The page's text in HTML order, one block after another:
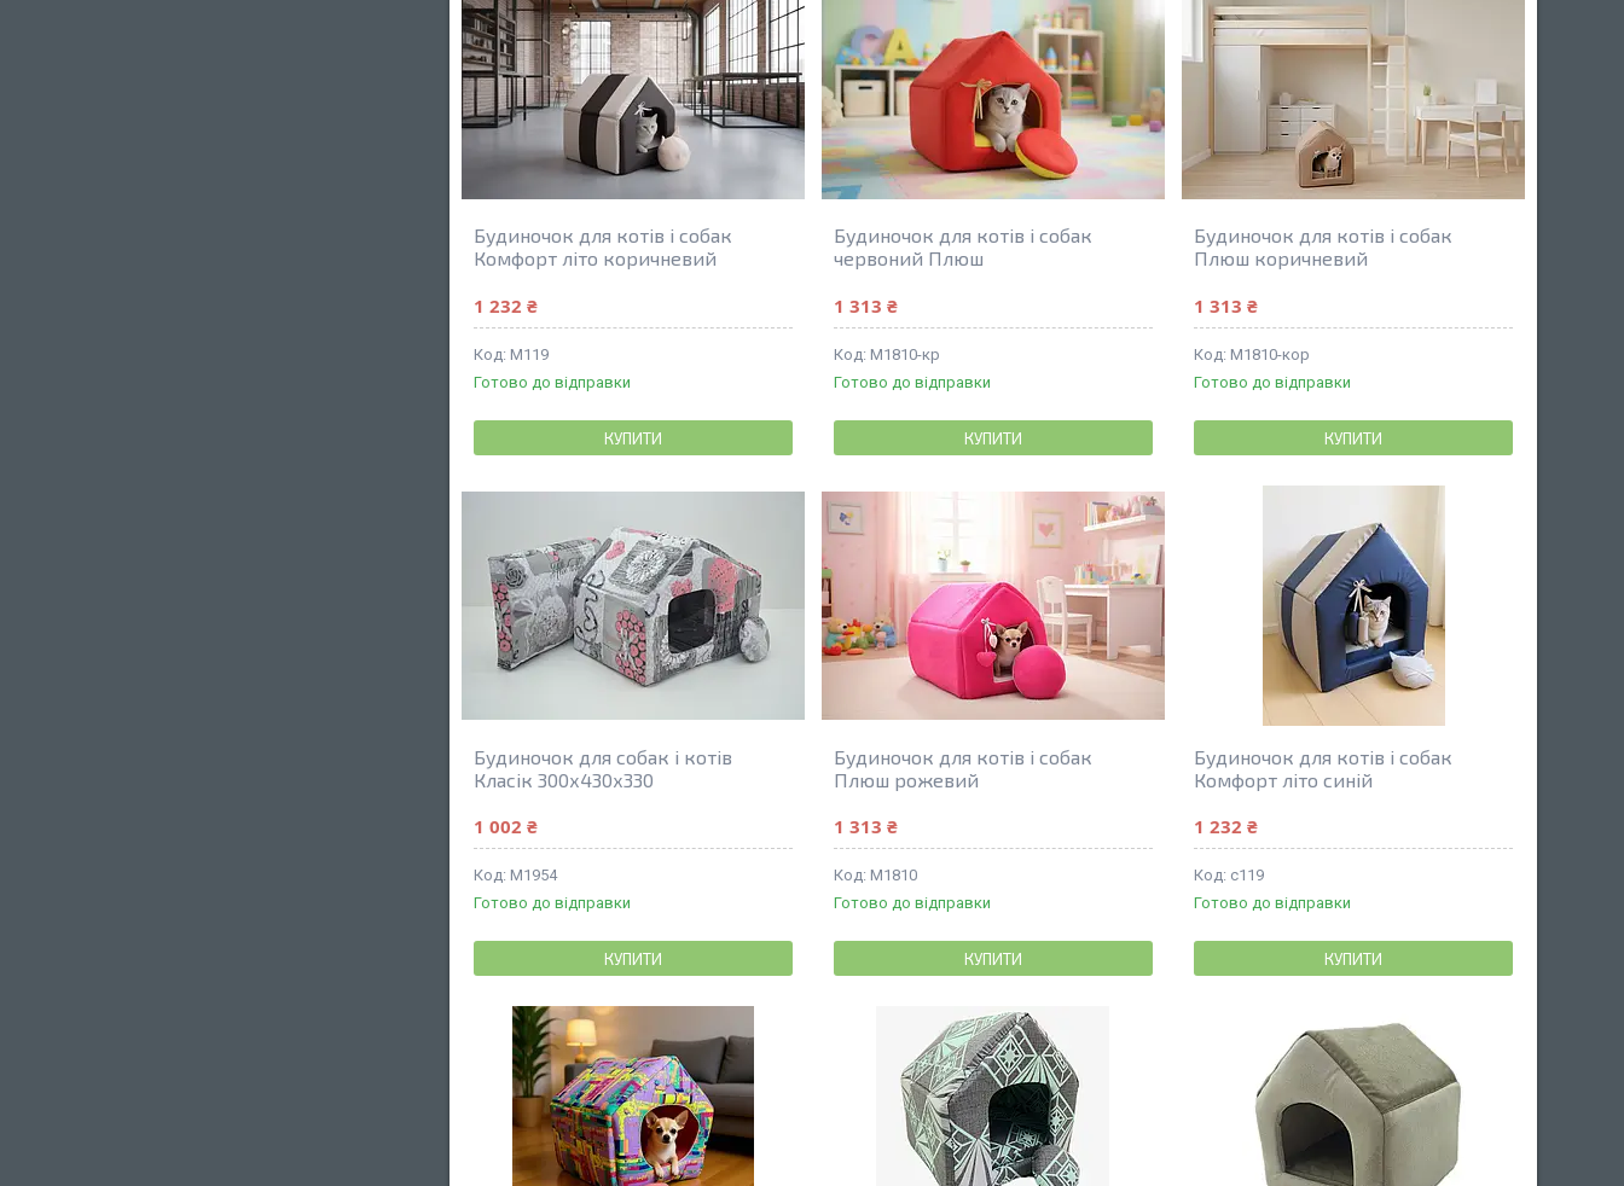
Будиночок для котів і собак
Комфорт літо коричневий
1 232 ₴
М119
Готово до відправки
КУПИТИ
Будиночок для котів і собак
червоний Плюш
1 313 ₴
М1810-кр
Готово до відправки
КУПИТИ
Будиночок для котів і собак
Плюш коричневий
1 313 ₴
М1810-кор
Готово до відправки
КУПИТИ
Будиночок для собак і котів
Класік 300х430х330
1 002 ₴
М1954
Готово до відправки
КУПИТИ
Будиночок для котів і собак
Плюш рожевий
1 313 ₴
М1810
Готово до відправки
КУПИТИ
Будиночок для котів і собак
Комфорт літо синій
1 232 ₴
с119
Готово до відправки
КУПИТИ